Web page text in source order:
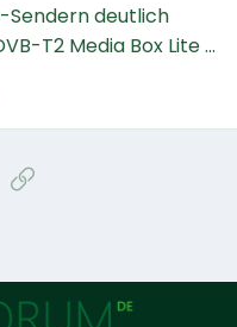
Sendern deutlich
T2 Media Box Lite ...
E-Mail